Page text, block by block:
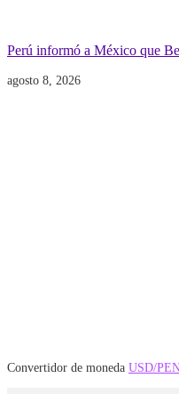
Perú informó a México que
agosto 8, 2026
Convertidor de moneda USD/